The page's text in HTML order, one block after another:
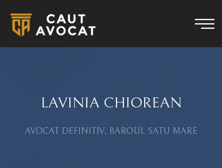
LAVINIA CHIOREAN
AVOCAT DEFINITIV, BAROUL SATU MARE